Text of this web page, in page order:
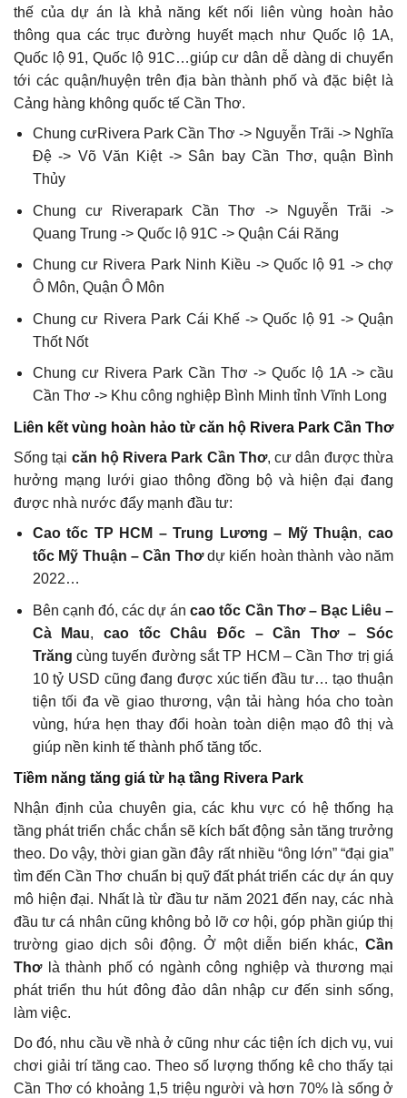
thế của dự án là khả năng kết nối liên vùng hoàn hảo
thông qua các trục đường huyết mạch như Quốc lộ 1A,
Quốc lộ 91, Quốc lộ 91C…giúp cư dân dễ dàng di chuyển
tới các quận/huyện trên địa bàn thành phố và đặc biệt là
Cảng hàng không quốc tế Cần Thơ.
Chung cưRivera Park Cần Thơ -> Nguyễn Trãi -> Nghĩa
Đệ -> Võ Văn Kiệt -> Sân bay Cần Thơ, quận Bình
Thủy
Chung cư Riverapark Cần Thơ -> Nguyễn Trãi ->
Quang Trung -> Quốc lộ 91C -> Quận Cái Răng
Chung cư Rivera Park Ninh Kiều -> Quốc lộ 91 -> chợ
Ô Môn, Quận Ô Môn
Chung cư Rivera Park Cái Khế -> Quốc lộ 91 -> Quận
Thốt Nốt
Chung cư Rivera Park Cần Thơ -> Quốc lộ 1A -> cầu
Cần Thơ -> Khu công nghiệp Bình Minh tỉnh Vĩnh Long
Liên kết vùng hoàn hảo từ căn hộ Rivera Park Cần Thơ
Sống tại căn hộ Rivera Park Cần Thơ, cư dân được thừa
hưởng mạng lưới giao thông đồng bộ và hiện đại đang
được nhà nước đẩy mạnh đầu tư:
Cao tốc TP HCM – Trung Lương – Mỹ Thuận,cao
tốc Mỹ Thuận – Cần Thơdự kiến hoàn thành vào năm
2022…
Bên cạnh đó, các dự áncao tốc Cần Thơ – Bạc Liêu –
Cà Mau,cao tốc Châu Đốc – Cần Thơ – Sóc
Trăng cùng tuyến đường sắt TP HCM – Cần Thơ trị giá
10 tỷ USD cũng đang được xúc tiến đầu tư… tạo thuận
tiện tối đa về giao thương, vận tải hàng hóa cho toàn
vùng, hứa hẹn thay đổi hoàn toàn diện mạo đô thị và
giúp nền kinh tế thành phố tăng tốc.
Tiềm năng tăng giá từ hạ tầng Rivera Park
Nhận định của chuyên gia, các khu vực có hệ thống hạ
tầng phát triển chắc chắn sẽ kích bất động sản tăng trưởng
theo. Do vậy, thời gian gần đây rất nhiều “ông lớn” “đại gia”
tìm đến Cần Thơ chuẩn bị quỹ đất phát triển các dự án quy
mô hiện đại. Nhất là từ đầu tư năm 2021 đến nay, các nhà
đầu tư cá nhân cũng không bỏ lỡ cơ hội, góp phần giúp thị
trường giao dịch sôi động. Ở một diễn biến khác, Cần
Thơlà thành phố có ngành công nghiệp và thương mại
phát triển thu hút đông đảo dân nhập cư đến sinh sống,
làm việc.
Do đó, nhu cầu về nhà ở cũng như các tiện ích dịch vụ, vui
chơi giải trí tăng cao. Theo số lượng thống kê cho thấy tại
Cần Thơ có khoảng 1,5 triệu người và hơn 70% là sống ở